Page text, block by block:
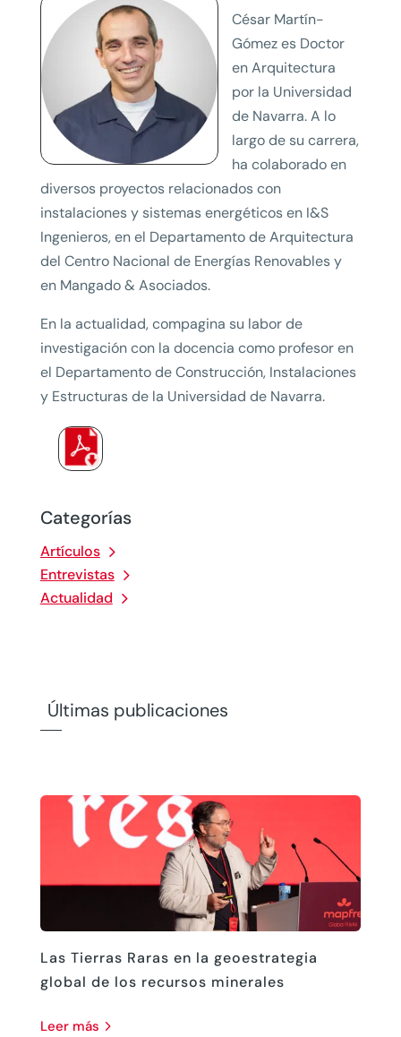
Categorías
Artículos
Entrevistas
Actualidad
César Martín-
Gómez es Doctor
en Arquitectura
por la Universidad
de Navarra. A lo
largo de su carrera,
ha colaborado en
diversos proyectos relacionados con
instalaciones y sistemas energéticos en I&S
Ingenieros, en el Departamento de Arquitectura
del Centro Nacional de Energías Renovables y
en Mangado & Asociados.
En la actualidad, compagina su labor de
investigación con la docencia como profesor en
el Departamento de Construcción, Instalaciones
y Estructuras de la Universidad de Navarra.
Últimas publicaciones
Las Tierras Raras en la geoestrategia
global de los recursos minerales
leer más